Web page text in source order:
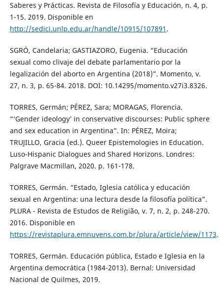
Saberes y Prácticas. Revista de Filosofía y Educación, n. 4, p.
1-15. 2019. Disponible en
http://sedici.unlp.edu.ar/handle/10915/107891 .
SGRÓ, Candelaria; GASTIAZORO, Eugenia. “Educación
sexual como clivaje del debate parlamentario por la
legalización del aborto en Argentina (2018)”. Momento, v.
27, n. 3, p. 65-84. 2018. DOI: 10.14295/momento.v27i3.8326.
TORRES, Germán; PÉREZ, Sara; MORAGAS, Florencia.
“‘Gender ideology’ in conservative discourses: Public sphere
and sex education in Argentina”. In: PÉREZ, Moira;
TRUJILLO, Gracia (ed.). Queer Epistemologies in Education.
Luso-Hispanic Dialogues and Shared Horizons. Londres:
Palgrave Macmillan, 2020. p. 161-178.
TORRES, Germán. “Estado, Iglesia católica y educación
sexual en Argentina: una lectura desde la filosofía política”.
PLURA - Revista de Estudos de Religião, v. 7, n. 2, p. 248-270.
2016. Disponible en
https://revistaplura.emnuvens.com.br/plura/article/view/1173.
TORRES, Germán. Educación pública, Estado e Iglesia en la
Argentina democrática (1984-2013). Bernal: Universidad
Nacional de Quilmes, 2019.